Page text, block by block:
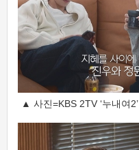
▲ 사진=KBS 2TV ‘누내여2’